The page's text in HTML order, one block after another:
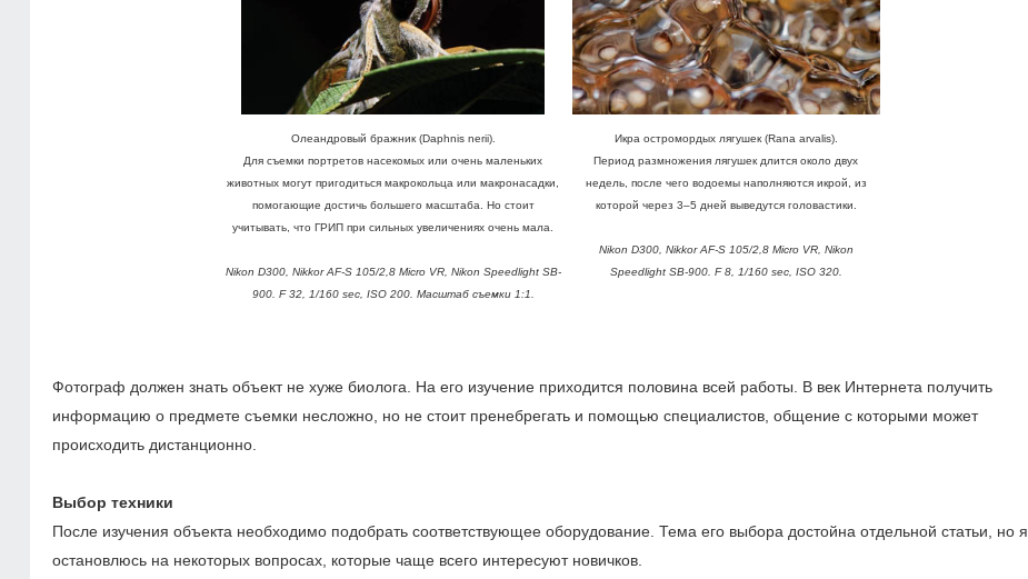
Олеандровый бражник (Daphnis nerii).
Для съемки портретов насекомых или очень маленьких
животных могут пригодиться макрокольца или макронасадки,
помогающие достичь большего масштаба. Но стоит
учитывать, что ГРИП при сильных увеличениях очень мала.
Nikon D300, Nikkor AF-S 105/2,8 Micro VR, Nikon Speedlight SB-
900. F 32, 1/160 sec, ISO 200. Масштаб съемки 1:1.
Икра остромордых лягушек (Rana arvalis).
Период размножения лягушек длится около двух
недель, после чего водоемы наполняются икрой, из
которой через 3–5 дней выведутся головастики.
Nikon D300, Nikkor AF-S 105/2,8 Micro VR, Nikon
Speedlight SB-900. F 8, 1/160 sec, ISO 320.
Фотограф должен знать объект не хуже биолога. На его изучение приходится половина всей работы. В век Интернета получить
информацию о предмете съемки несложно, но не стоит пренебрегать и помощью специалистов, общение с которыми может
происходить дистанционно.
Выбор техники
После изучения объекта необходимо подобрать соответствующее оборудование. Тема его выбора достойна отдельной статьи, но я
остановлюсь на некоторых вопросах, которые чаще всего интересуют новичков.